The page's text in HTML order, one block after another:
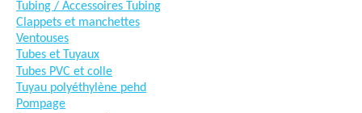
Tubing / Accessoires Tubing
Clappets et manchettes
Ventouses
Tubes et Tuyaux
Tubes PVC et colle
Tuyau polyéthylène pehd
Pompage